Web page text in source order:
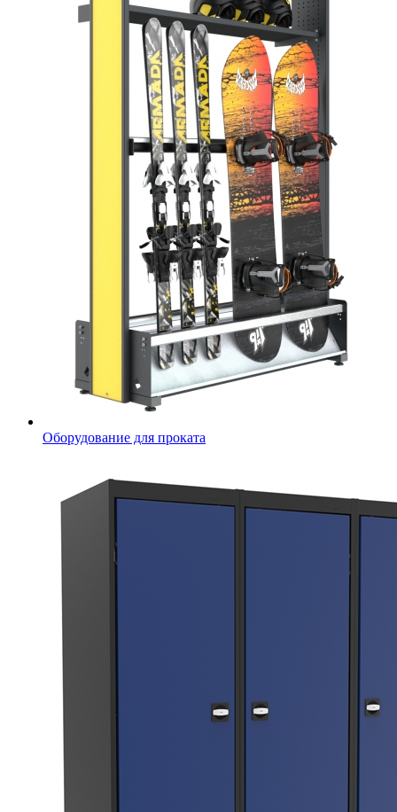
Оборудование для проката